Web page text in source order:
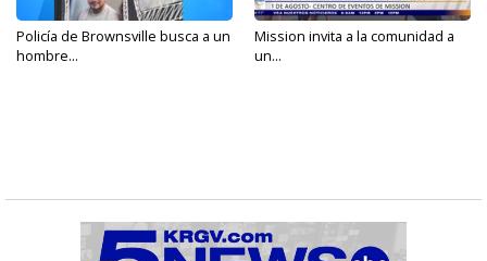
Policía de Brownsville busca a un
hombre...
Mission invita a la comunidad a
un...